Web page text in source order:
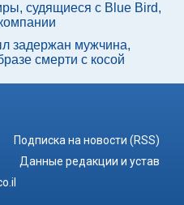
судящиеся с Blue Bird,
задержан мужчина,
смерти с косой
Подписка на новости (RSS)
Данные редакции и устав